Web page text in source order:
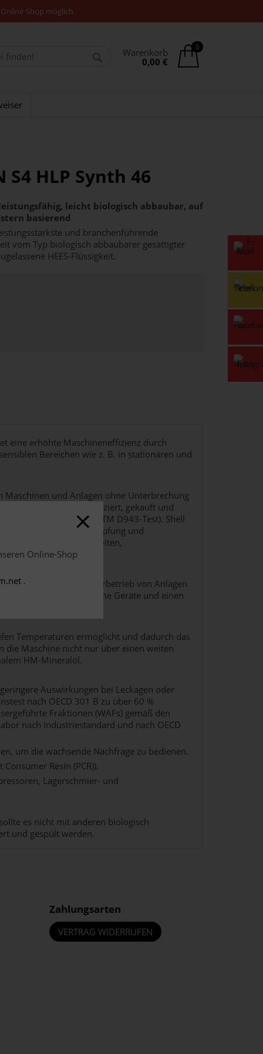
Shop möglich.
Online-Shop
.
0
Warenkorb
0,00 €
S4 HLP Synth 46
leicht biologisch abbaubar, auf
basierend
und branchenführende
vom Typ biologisch abbaubarer gesättigter
HEES-Flüssigkeit.
eine erhöhte Maschineneffizienz durch
Bereichen wie z. B. in stationären und
Maschinen und Anlagen ohne Unterbrechung
dass weniger Öl produziert, gekauft und
(modifizierter ASTM D943-Test). Shell
der Filterverstopfung und
Ausfallzeiten,
um den Dauerbetrieb von Anlagen
für hydraulische Geräte und einen
Temperaturen ermöglicht und dadurch das
die Maschine nicht nur über einen weiten
HM-Mineralöl.
Auswirkungen bei Leckagen oder
nach OECD 301 B zu über 60 %
Fraktionen (WAFs) gemäß den
nach Industriestandard und nach OECD
um die wachsende Nachfrage zu bedienen.
Resin (PCR)).
Lagerschmier- und
es nicht mit anderen biologisch
und gespült werden.
Zahlungsarten
VERTRAG WIDERRUFEN